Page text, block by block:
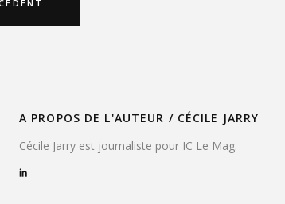
A PROPOS DE L'AUTEUR / CÉCILE JARRY
Cécile Jarry est journaliste pour IC Le Mag.